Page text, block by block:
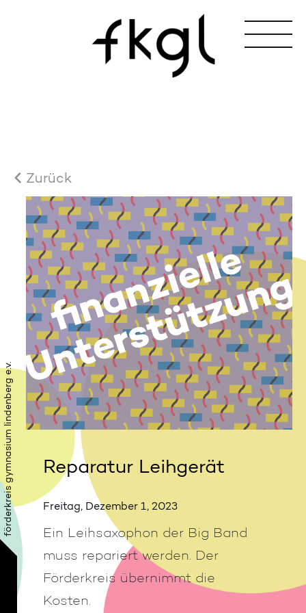
Zurück
Reparatur Leihgerät
Freitag, Dezember 1, 2023
Ein Leihsaxophon der Big Band
muss repariert werden. Der
Förderkreis übernimmt die
Kosten.
förderkreis gymnasium lindenberg e.v.